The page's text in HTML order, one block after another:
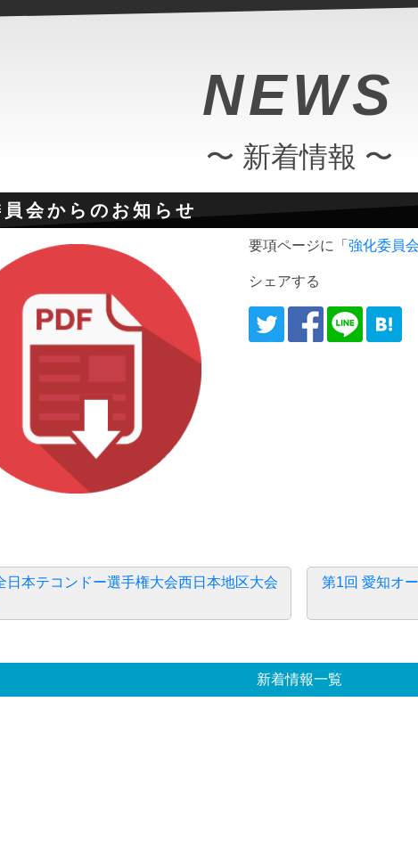
NEWS
〜 新着情報 〜
会からのお知らせ
要項ページに「強化委員
シェアする
日本テコンドー選手権大会西日本地区大会
第1回 愛知オ
新着情報一覧